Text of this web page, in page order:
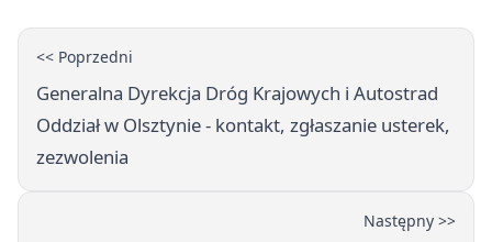
<< Poprzedni
Generalna Dyrekcja Dróg Krajowych i Autostrad
Oddział w Olsztynie - kontakt, zgłaszanie usterek,
zezwolenia
Następny >>